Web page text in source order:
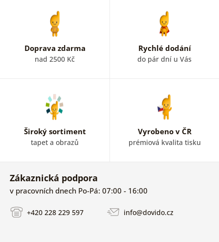
Doprava zdarma
nad 2500 Kč
Rychlé dodání
do pár dní u Vás
Široký sortiment
tapet a obrazů
Vyrobeno v ČR
prémiová kvalita tisku
Zákaznická podpora
v pracovních dnech Po-Pá: 07:00 - 16:00
+420 228 229 597 info@dovido.cz